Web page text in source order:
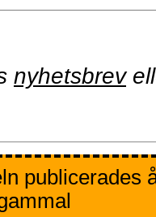
nyhetsbrev
publicerades